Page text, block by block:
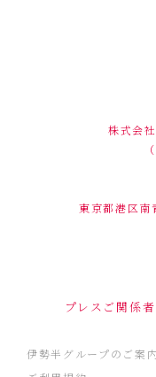
株式会
東京都港区
プレスご関係
伊勢半グループのご案内